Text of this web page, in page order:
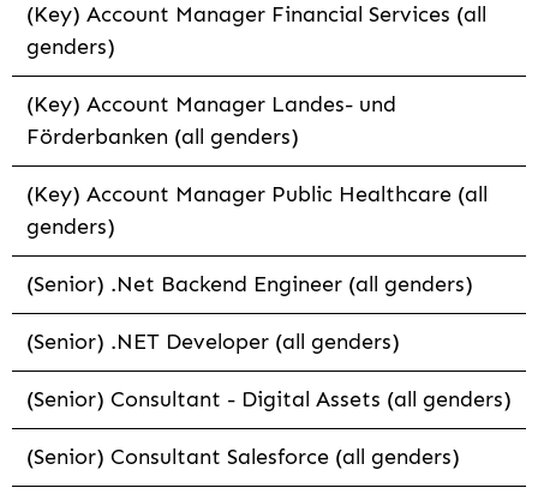
(Key) Account Manager Financial Services (all
genders)
(Key) Account Manager Landes- und
Förderbanken (all genders)
(Key) Account Manager Public Healthcare (all
genders)
(Senior) .Net Backend Engineer (all genders)
(Senior) .NET Developer (all genders)
(Senior) Consultant - Digital Assets (all genders)
(Senior) Consultant Salesforce (all genders)